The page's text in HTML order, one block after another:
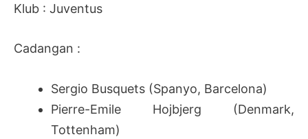
Klub : Juventus
Cadangan :
Sergio Busquets (Spanyo, Barcelona)
Pierre-Emile Hojbjerg (Denmark,
Tottenham)